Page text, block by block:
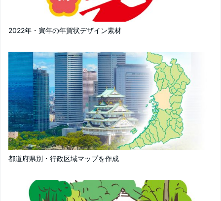
2022年・寅年の年賀状デザイン素材
都道府県別・行政区域マップを作成